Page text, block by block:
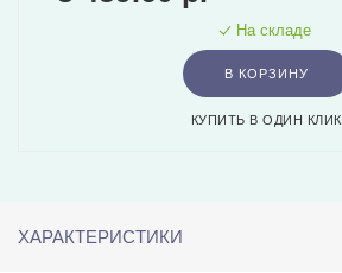
На складе
В КОРЗИНУ
КУПИТЬ В ОДИН КЛИК
ХАРАКТЕРИСТИКИ